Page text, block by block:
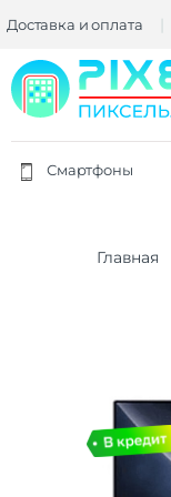
Доставка и оплата
Смартфоны
Главная